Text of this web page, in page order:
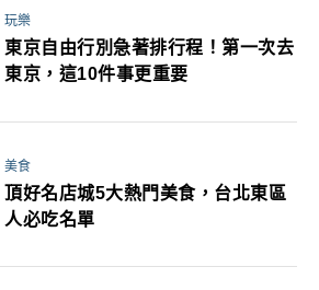
玩樂
東京自由行別急著排行程！第一次去
東京，這10件事更重要
美食
頂好名店城5大熱門美食，台北東區
人必吃名單